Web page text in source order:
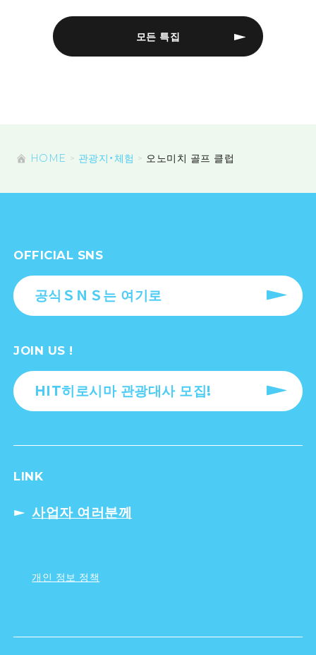
모든 특집
HOME 관광지・체험 오노미치 골프 클럽
OFFICIAL SNS
공식ＳＮＳ는 여기로
JOIN US !
HIT히로시마 관광대사 모집!
LINK
사업자 여러분께
개인 정보 정책